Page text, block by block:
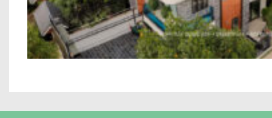
Biệt thự hai tầng phong